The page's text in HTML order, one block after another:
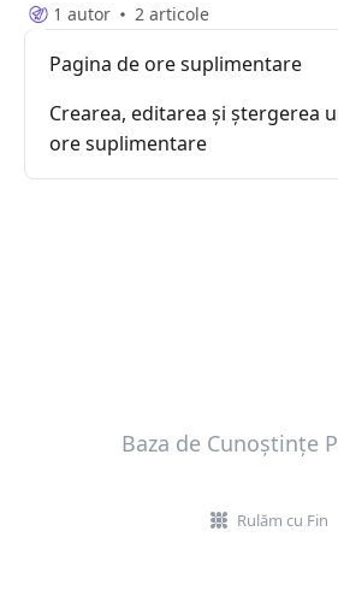
1 autor 2 articole
Pagina de ore suplimentare
Crearea, editarea și ștergerea
ore suplimentare
Baza de Cunoștințe
Rulăm cu Fin